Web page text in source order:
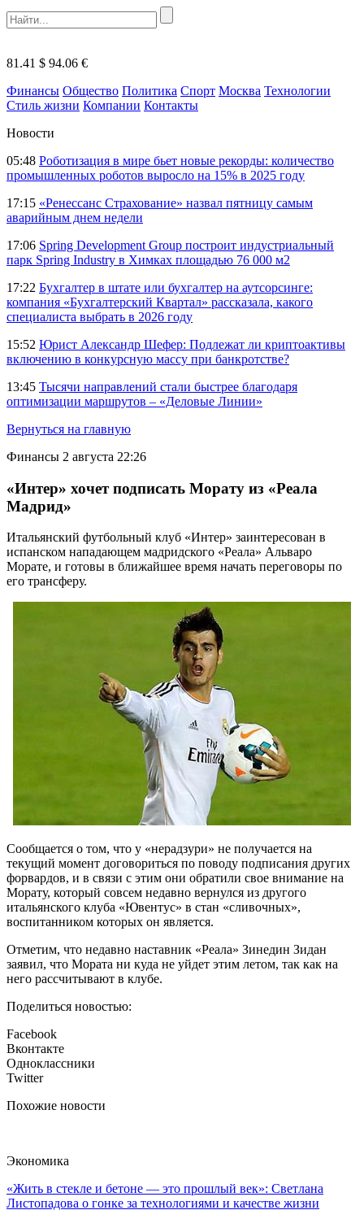
81.41 $ 94.06 €
Финансы Общество Политика Спорт Москва Технологии
Стиль жизни Компании Контакты
Новости
05:48 Роботизация в мире бьет новые рекорды: количество
промышленных роботов выросло на 15% в 2025 году
17:15 «Ренессанс Страхование» назвал пятницу самым
аварийным днем недели
17:06 Spring Development Group построит индустриальный
парк Spring Industry в Химках площадью 76 000 м2
17:22 Бухгалтер в штате или бухгалтер на аутсорсинге:
компания «Бухгалтерский Квартал» рассказала, какого
специалиста выбрать в 2026 году
15:52 Юрист Александр Шефер: Подлежат ли криптоактивы
включению в конкурсную массу при банкротстве?
13:45 Тысячи направлений стали быстрее благодаря
оптимизации маршрутов – «Деловые Линии»
Вернуться на главную
Финансы 2 августа 22:26
«Интер» хочет подписать Морату из «Реала
Мадрид»
Итальянский футбольный клуб «Интер» заинтересован в
испанском нападающем мадридского «Реала» Альваро
Морате, и готовы в ближайшее время начать переговоры по
его трансферу.
Сообщается о том, что у «нерадзури» не получается на
текущий момент договориться по поводу подписания других
форвардов, и в связи с этим они обратили свое внимание на
Морату, который совсем недавно вернулся из другого
итальянского клуба «Ювентус» в стан «сливочных»,
воспитанником которых он является.
Отметим, что недавно наставник «Реала» Зинедин Зидан
заявил, что Мората ни куда не уйдет этим летом, так как на
него рассчитывают в клубе.
Поделиться новостью:
Facebook
Вконтакте
Одноклассники
Twitter
Похожие новости
Экономика
«Жить в стекле и бетоне — это прошлый век»: Светлана
Листопадова о гонке за технологиями и качестве жизни